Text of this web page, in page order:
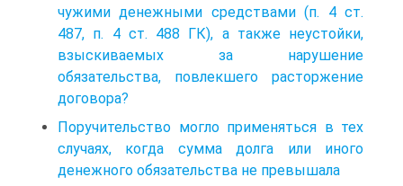
чужими денежными средствами (п. 4 ст.
487, п. 4 ст. 488 ГК), а также неустойки,
взыскиваемых за нарушение
обязательства, повлекшего расторжение
договора?
Поручительство могло применяться в тех
случаях, когда сумма долга или иного
денежного обязательства не превышала